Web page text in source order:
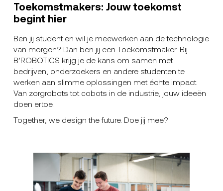
Toekomstmakers: Jouw toekomst
begint hier
Ben jij student en wil je meewerken aan de technologie
van morgen? Dan ben jij een Toekomstmaker. Bij
B’ROBOTICS krijg je de kans om samen met
bedrijven, onderzoekers en andere studenten te
werken aan slimme oplossingen met échte impact.
Van zorgrobots tot cobots in de industrie, jouw ideeën
doen ertoe.
Together, we design the future. Doe jij mee?